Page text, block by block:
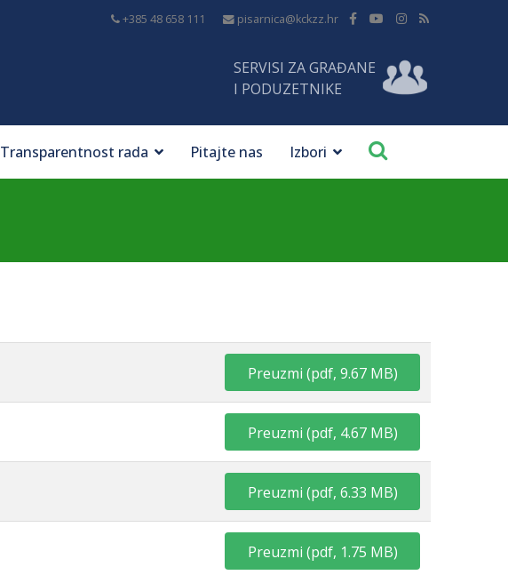
+385 48 658 111 pisarnica@kckzz.hr
SERVISI ZA GRAĐANE
I PODUZETNIKE
Transparentnost rada Pitajte nas Izbori
Preuzmi (pdf, 9.67 MB)
Preuzmi (pdf, 4.67 MB)
Preuzmi (pdf, 6.33 MB)
Preuzmi (pdf, 1.75 MB)